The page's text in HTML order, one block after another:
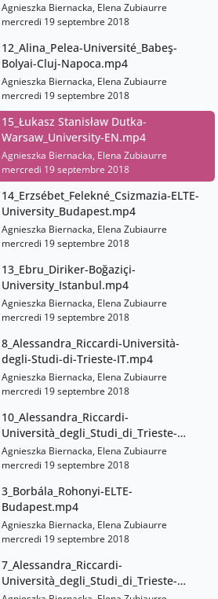
Agnieszka Biernacka, Elena Zubiaurre
mercredi 19 septembre 2018
12_Alina_Pelea-Université_Babeş-
Bolyai-Cluj-Napoca.mp4
Agnieszka Biernacka, Elena Zubiaurre
mercredi 19 septembre 2018
15_Łukasz Stanisław Dutka-
Warsaw_University-EN.mp4
Agnieszka Biernacka, Elena Zubiaurre
mercredi 19 septembre 2018
14_Erzsébet_Felekné_Csizmazia-ELTE-
University_Budapest.mp4
Agnieszka Biernacka, Elena Zubiaurre
mercredi 19 septembre 2018
13_Ebru_Diriker-Boğaziçi-
University_Istanbul.mp4
Agnieszka Biernacka, Elena Zubiaurre
mercredi 19 septembre 2018
8_Alessandra_Riccardi-Università-
degli-Studi-di-Trieste-IT.mp4
Agnieszka Biernacka, Elena Zubiaurre
mercredi 19 septembre 2018
10_Alessandra_Riccardi-
Università_degli_Studi_di_Trieste-
EN.mp4
Agnieszka Biernacka, Elena Zubiaurre
mercredi 19 septembre 2018
3_Borbála_Rohonyi-ELTE-
Budapest.mp4
Agnieszka Biernacka, Elena Zubiaurre
mercredi 19 septembre 2018
7_Alessandra_Riccardi-
Università_degli_Studi_di_Trieste-